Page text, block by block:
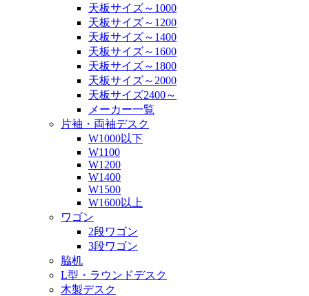
天板サイズ～1000
天板サイズ～1200
天板サイズ～1400
天板サイズ～1600
天板サイズ～1800
天板サイズ～2000
天板サイズ2400～
メーカー一覧
片袖・両袖デスク
W1000以下
W1100
W1200
W1400
W1500
W1600以上
ワゴン
2段ワゴン
3段ワゴン
脇机
L型・ラウンドデスク
木製デスク